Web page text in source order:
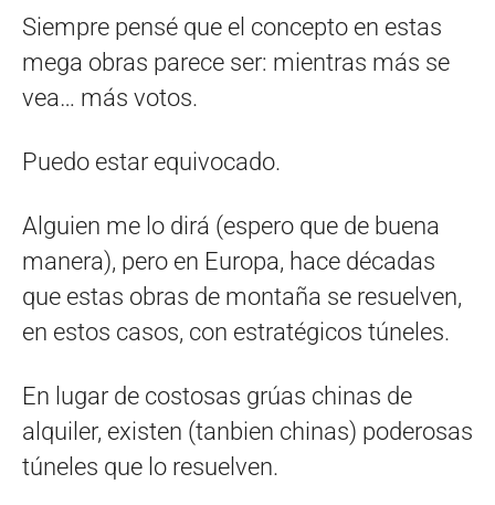
Siempre pensé que el concepto en estas
mega obras parece ser: mientras más se
vea… más votos.
Puedo estar equivocado.
Alguien me lo dirá (espero que de buena
manera), pero en Europa, hace décadas
que estas obras de montaña se resuelven,
en estos casos, con estratégicos túneles.
En lugar de costosas grúas chinas de
alquiler, existen (tanbien chinas) poderosas
túneles que lo resuelven.